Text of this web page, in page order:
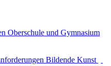
Oberschule und Gymnasium
Bildende Kunst